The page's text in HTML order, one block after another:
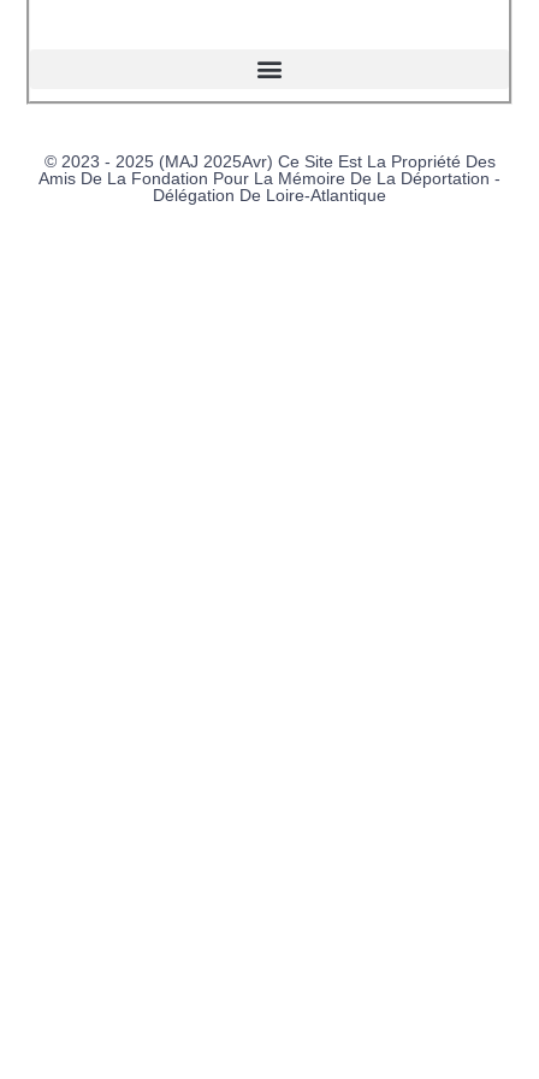
© 2023 - 2025 (MAJ 2025Avr) Ce Site Est La Propriété Des
Amis De La Fondation Pour La Mémoire De La Déportation -
Délégation De Loire-Atlantique